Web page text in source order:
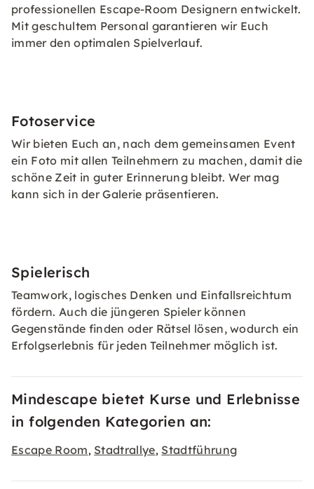
professionellen Escape-Room Designern entwickelt.
Mit geschultem Personal garantieren wir Euch
immer den optimalen Spielverlauf.
Fotoservice
Wir bieten Euch an, nach dem gemeinsamen Event
ein Foto mit allen Teilnehmern zu machen, damit die
schöne Zeit in guter Erinnerung bleibt. Wer mag
kann sich in der Galerie präsentieren.
Spielerisch
Teamwork, logisches Denken und Einfallsreichtum
fördern. Auch die jüngeren Spieler können
Gegenstände finden oder Rätsel lösen, wodurch ein
Erfolgserlebnis für jeden Teilnehmer möglich ist.
Mindescape bietet Kurse und Erlebnisse
in folgenden Kategorien an:
Escape Room, Stadtrallye, Stadtführung